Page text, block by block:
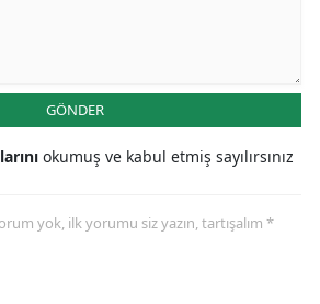
GÖNDER
okumuş ve kabul etmiş sayılırsınız
yok, ilk yorumu siz yazın, tartışalım *